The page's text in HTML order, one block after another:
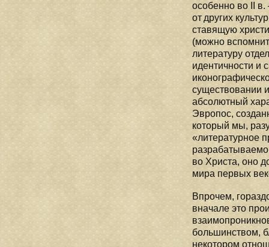
особенно во II
от других
ставящую
(можно
литературу
идентичности и
существовании
абсолютный
Эвропос,
который мы,
«литературное
во Христа, оно
мира первых
Впрочем,
вначале это
большинством,
некотором